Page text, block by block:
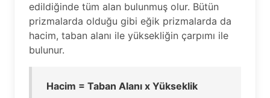
edildiğinde tüm alan bulunmuş olur. Bütün
prizmalarda olduğu gibi eğik prizmalarda da
hacim, taban alanı ile yüksekliğin çarpımı ile
bulunur.
Hacim = Taban Alanı x Yükseklik